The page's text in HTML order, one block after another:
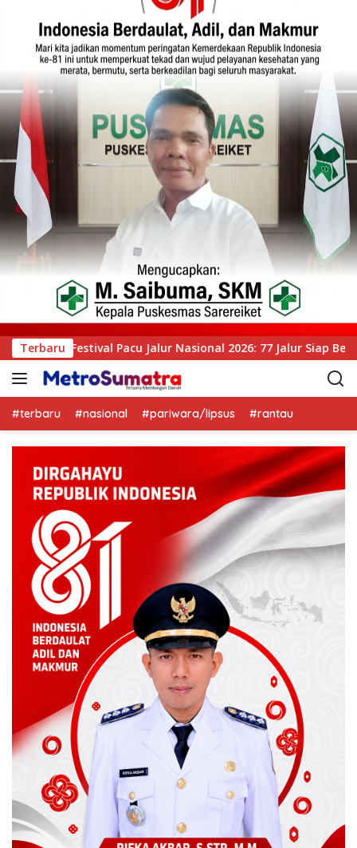
Terbaru
Siap Berlaga, Tepian Narosa Bersiap Guncang Riau
#terbaru #nasional #pariwara/lipsus #rantau